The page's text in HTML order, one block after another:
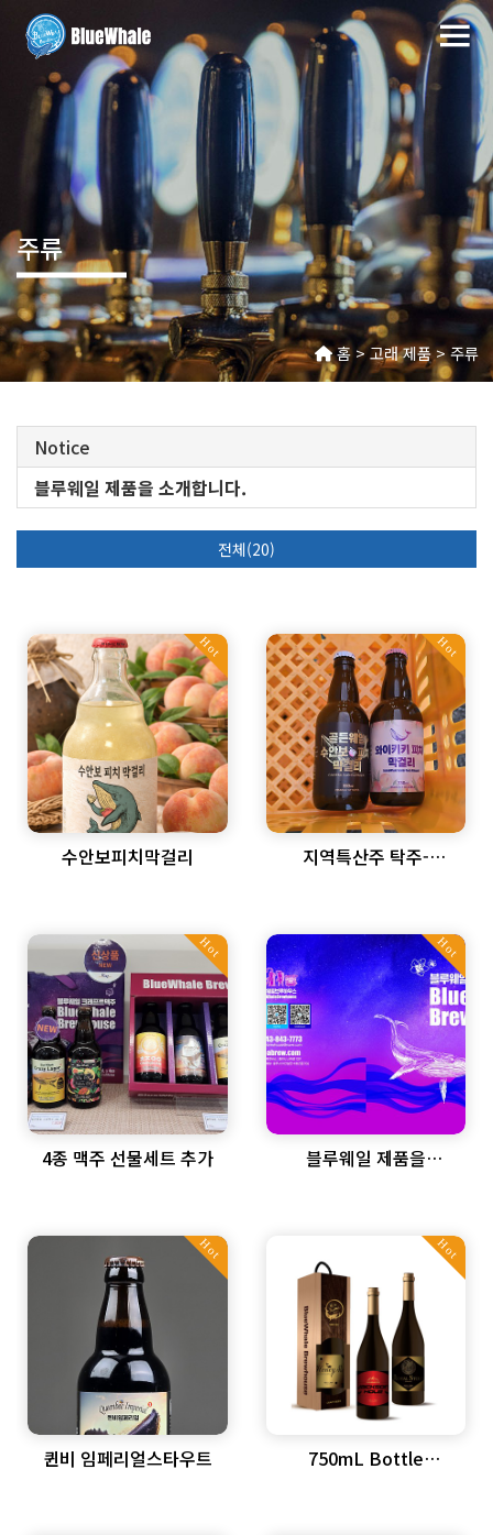
주류
홈 > 고래 제품 > 주류
Notice
블루웨일 제품을 소개합니다.
전체(20)
Hot
수안보피치막걸리
Hot
지역특산주 탁주-
Hot
4종 맥주 선물세트 추가
Hot
블루웨일 제품을
Hot
퀸비 임페리얼스타우트
Hot
750mL Bottle